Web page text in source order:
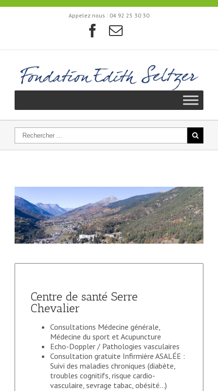
Appelez nous : 04 92 25 30 30
Centre de santé Serre
Chevalier
Consultations Médecine générale,
Médecine du sport et Acupuncture
Echo-Doppler / Pathologies vasculaires
Consultation gratuite Infirmière ASALÉE :
Suivi des maladies chroniques (diabète,
troubles cognitifs, risque cardio-
vasculaire, sevrage tabac, obésité…)